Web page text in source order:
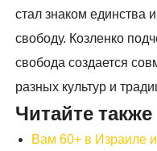
стал знаком единства
свободу. Козленко
свобода создается
разных культур и
Читайте также
Вам 60+ в Израиле